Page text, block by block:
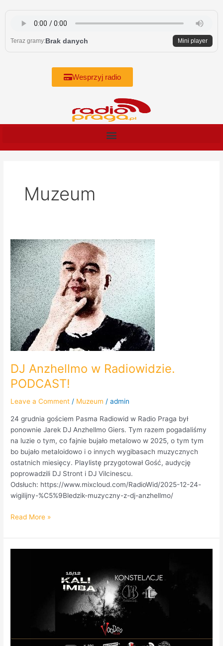
content
Teraz gramy:Brak danych Mini player
Wesprzyj radio
Muzeum
DJ Anzhellmo w Radiowidzie.
PODCAST!
Leave a Comment / Muzeum /admin
24 grudnia gościem Pasma Radiowid w Radio Praga był
ponownie Jarek DJ Anzhellmo Giers. Tym razem pogadaliśmy
na luzie o tym, co fajnie bujało metalowo w 2025, o tym tym
bo bujało metaloidowo i o innych wygibasach muzycznych
ostatnich miesięcy. Playlistę przygotował Gość, audycję
poprowadzili DJ Stront i DJ Vilcinescu.
Odsłuch: https://www.mixcloud.com/RadioWid/2025-12-24-
wigilijny-%C5%9Bledzik-muzyczny-z-dj-anzhellmo/
DJ
Anzhellmo
w
Radiowidzie.
PODCAST!
Read More »